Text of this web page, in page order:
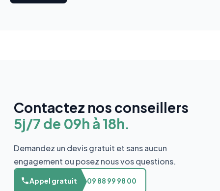
Contactez nos conseillers
5j/7 de 09h à 18h.
Demandez un devis gratuit et sans aucun
engagement ou posez nous vos questions.
Appel gratuit 09 88 99 98 00